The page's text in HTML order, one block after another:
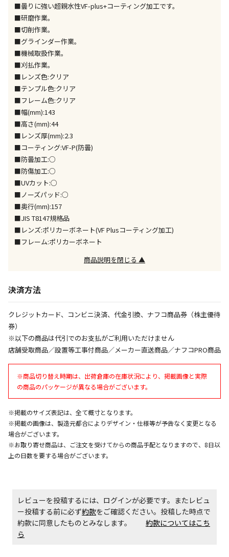
特定の店舗のみで受取ができる商品です（宅配便での
お届けができません）
※同時購入の商品は、全て同じ店舗での受取となりま
す
※ほか商品との同時購入はできません。お手数です
が、ご購入手続きを分けてお買い求めください
※支払い方法の代金引換は選択できません。
※電話注文はできません。
宅配のみでお届けする商品です（店舗受取は選択でき
ません）
※「宅配・店舗受取」「宅配のみ」マークの商品のみ
同時購入が可能です
午前9時までのご注文確定した商品については、当日に
出荷いたします。
ただし、メーカーの営業日に基づき出荷手続きを行う
ため、通常よりお時間をいただく場合がございます。
また、日曜・祝日や年末年始などの長期休業期間中
は、休業明けからの出荷対応となります。
お見積商品です。金額・施工日はお打ち合わせの上、
決定となります。
エアコンの取付工事が必要な商品です。別途費用が発
商品購入個数ごとに送料がかかる商品です
■曇りに強い超親水性VF-plus+コーティング加工です。
■研磨作業。
■切削作業。
■グラインダー作業。
■機械取扱作業。
■刈払作業。
■レンズ色:クリア
■テンプル色:クリア
■フレーム色:クリア
■幅(mm):143
■高さ(mm):44
■レンズ厚(mm):2.3
■コーティング:VF-P(防曇)
■防曇加工:○
■防傷加工:○
■UVカット:○
■ノーズパッド:○
■奥行(mm):157
■JIS T8147規格品
■レンズ:ポリカーボネート(VF Plusコーティング加工)
■フレーム:ポリカーボネート
商品説明を閉じる ▲
決済方法
クレジットカード、コンビニ決済、代金引換、ナフコ商品券（株主優待
券）
※以下の商品は代引でのお支払がご利用いただけません
店舗受取商品／設置等工事付商品／メーカー直送商品／ナフコPRO商品
※商品切り替え時期は、出荷倉庫の在庫状況により、掲載画像と実際
の商品のパッケージが異なる場合がございます。
※掲載のサイズ表記は、全て概寸となります。
※掲載の画像は、製造元都合によりデザイン・仕様等が予告なく変更となる
場合がございます。
※お取り寄せ商品は、ご注文を受けてからの商品手配となりますので、8日以
上の日数を要する場合がございます。
レビューを投稿するには、ログインが必要です。またレビュ
ー投稿する前に必ず約款をご確認ください。投稿した時点で
約款に同意したものとみなします。 約款についてはこち
ら